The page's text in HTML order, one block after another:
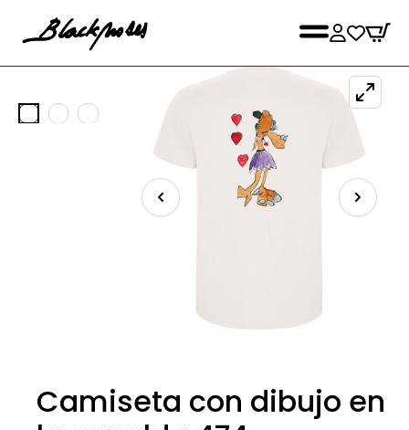
Camiseta con dibujo en